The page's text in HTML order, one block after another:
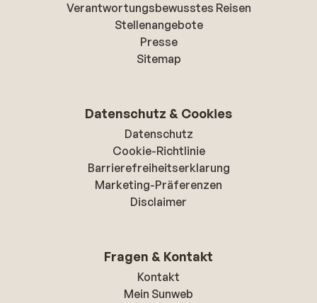
Verantwortungsbewusstes Reisen
Stellenangebote
Presse
Sitemap
Datenschutz & Cookies
Datenschutz
Cookie-Richtlinie
Barrierefreiheitserklarung
Marketing-Präferenzen
Disclaimer
Fragen & Kontakt
Kontakt
Mein Sunweb